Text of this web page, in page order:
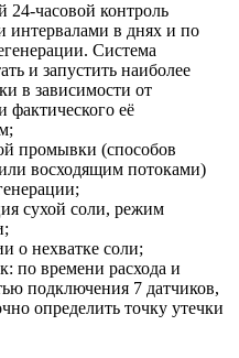
24-часовой контроль
интервалами в днях и по
Система
и запустить наиболее
в зависимости от
фактического её
промывки (способов
восходящим потоками)
сухой соли, режим
о нехватке соли;
по времени расхода и
подключения 7 датчиков,
определить точку утечки